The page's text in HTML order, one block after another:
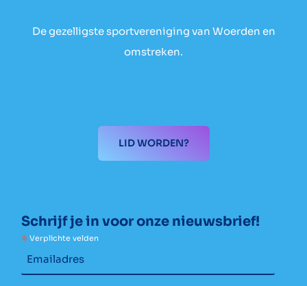
De gezelligste sportvereniging van Woerden en
omstreken.
LID WORDEN?
Schrijf je in voor onze nieuwsbrief!
* Verplichte velden